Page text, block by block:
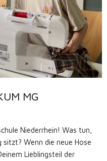
MG
Niederrhein! Was tun,
sitzt? Wenn die neue Hose
Lieblingsteil der